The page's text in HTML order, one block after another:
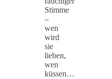
Stimme
–
wen
wird
sie
lieben,
wen
küssen…